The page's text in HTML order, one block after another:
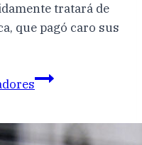
tratará de
que pagó caro sus